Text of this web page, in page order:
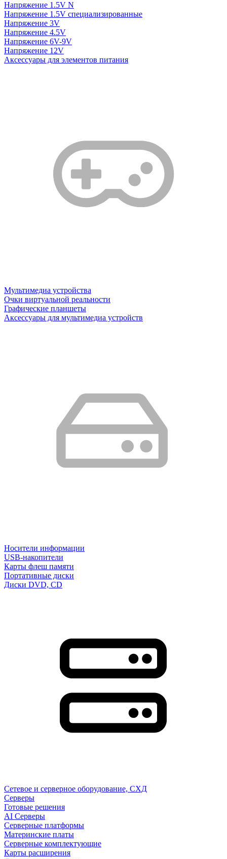
Напряжение 1.5V N
Напряжение 1.5V специализированные
Напряжение 3V
Напряжение 4.5V
Напряжение 6V-9V
Напряжение 12V
Аксессуары для элементов питания
Мультимедиа устройства
Очки виртуальной реальности
Графические планшеты
Аксессуары для мультимедиа устройств
Носители информации
USB-накопители
Карты флеш памяти
Портативные диски
Диски DVD, CD
Сетевое и серверное оборудование, СХД
Cерверы
Готовые решения
AI Серверы
Серверные платформы
Материнские платы
Серверные комплектующие
Карты расширения